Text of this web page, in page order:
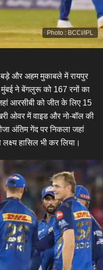
Photo : BCCI/IPL
और अहम मुकाबले में रायपुर
मुंबई ने बेंगलुरू को 167 रनों का
आरसीबी को जीत के लिए 15
ओवर में वाइड और नो-बॉल की
अंतिम गेंद पर निकला जहां
हासिल भी कर लिया।